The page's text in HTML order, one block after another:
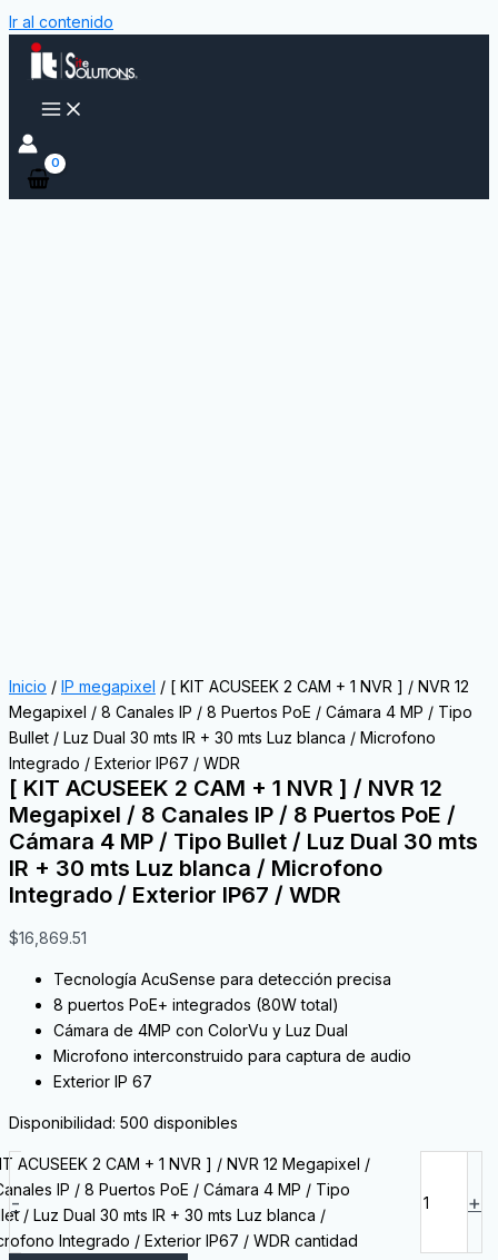
Ir al contenido
Inicio / IP megapixel / [ KIT ACUSEEK 2 CAM + 1 NVR ] / NVR 12
Megapixel / 8 Canales IP / 8 Puertos PoE / Cámara 4 MP / Tipo
Bullet / Luz Dual 30 mts IR + 30 mts Luz blanca / Microfono
Integrado / Exterior IP67 / WDR
[ KIT ACUSEEK 2 CAM + 1 NVR ] / NVR 12
Megapixel / 8 Canales IP / 8 Puertos PoE /
Cámara 4 MP / Tipo Bullet / Luz Dual 30 mts
IR + 30 mts Luz blanca / Microfono
Integrado / Exterior IP67 / WDR
$16,869.51
Tecnología AcuSense para detección precisa
8 puertos PoE+ integrados (80W total)
Cámara de 4MP con ColorVu y Luz Dual
Microfono interconstruido para captura de audio
Exterior IP 67
Disponibilidad: 500 disponibles
-
ACUSEEK 2 CAM + 1 NVR ] / NVR 12 Megapixel /
IP / 8 Puertos PoE / Cámara 4 MP / Tipo
/ Luz Dual 30 mts IR + 30 mts Luz blanca /
Integrado / Exterior IP67 / WDR cantidad
+